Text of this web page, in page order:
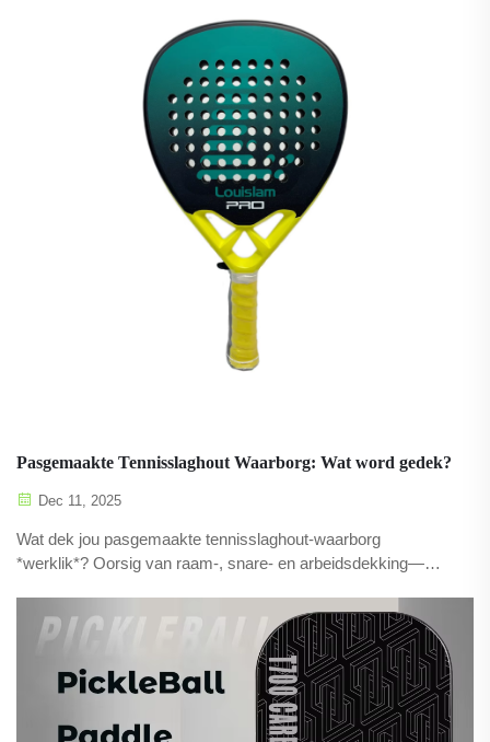
Pasgemaakte Tennisslaghout Waarborg: Wat word gedek?
Dec 11, 2025
Wat dek jou pasgemaakte tennisslaghout-waarborg
*werklik*? Oorsig van raam-, snare- en arbeidsdekking—